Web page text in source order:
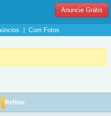
Anuncie Grátis
Com Fotos
Refinar